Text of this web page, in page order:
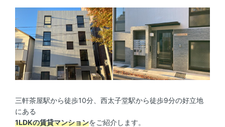
三軒茶屋駅から徒歩10分、西太子堂駅から徒歩9分の好立地
にある
1LDKの賃貸マンションをご紹介します。